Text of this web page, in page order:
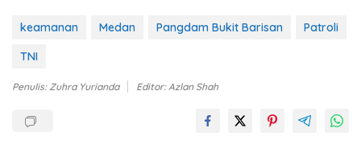
keamanan Medan Pangdam Bukit Barisan
Patroli
TNI
Penulis: Zuhra Yurianda Editor: Azlan Shah